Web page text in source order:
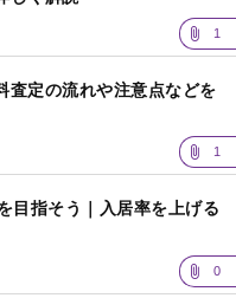
1
査定の流れや注意点などを
1
目指そう｜入居率を上げる
0